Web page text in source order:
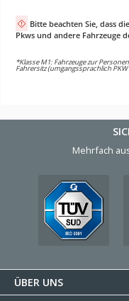
Bitte beachten Sie, dass
Pkws und andere Fahrzeuge
*Klasse M1: Fahrzeuge zur
Fahrersitz (umgangssprachlich
Mehrfach
ÜBER UNS